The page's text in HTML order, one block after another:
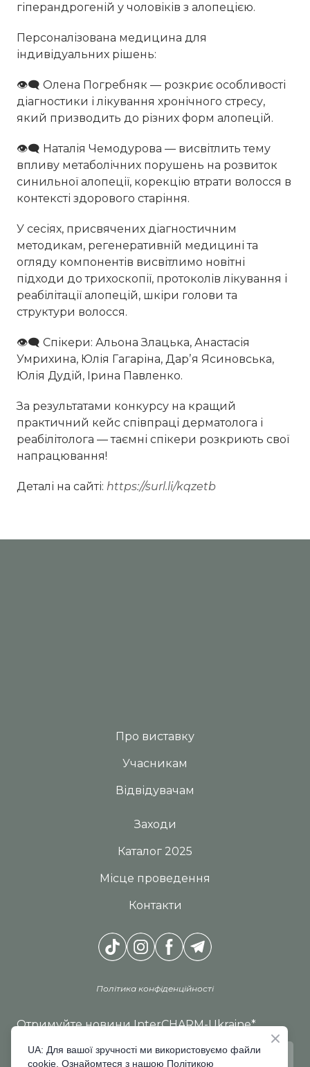
гіперандрогеній у чоловіків з алопецією.
Персоналізована медицина для
індивідуальних рішень:
👁‍🗨 Олена Погребняк — розкриє особливості
діагностики і лікування хронічного стресу,
який призводить до різних форм алопецій.
👁‍🗨 Наталія Чемодурова — висвітлить тему
впливу метаболічних порушень на розвиток
синильної алопеції, корекцію втрати волосся в
контексті здорового старіння.
У сесіях, присвячених діагностичним
методикам, регенеративній медицині та
огляду компонентів висвітлимо новітні
підходи до трихоскопії, протоколів лікування і
реабілітації алопецій, шкіри голови та
структури волосся.
👁‍🗨 Спікери: Альона Злацька, Анастасія
Умрихина, Юлія Гагаріна, Дарʼя Ясиновська,
Юлія Дудій, Ірина Павленко.
За результатами конкурсу на кращий
практичний кейс співпраці дерматолога і
реабілітолога — таємні спікери розкриють свої
напрацювання!
Деталі на сайті: https://surl.li/kqzetb
Про виставку
Учасникам
Відвідувачам
Заходи
Каталог 2025
Місце проведення
Контакти
Політика конфіденційності
Отримуйте новини InterCHARM-Ukraine*
UA: Для вашої зручності ми використовуємо файли
cookie. Ознайомтеся з нашою Політикою